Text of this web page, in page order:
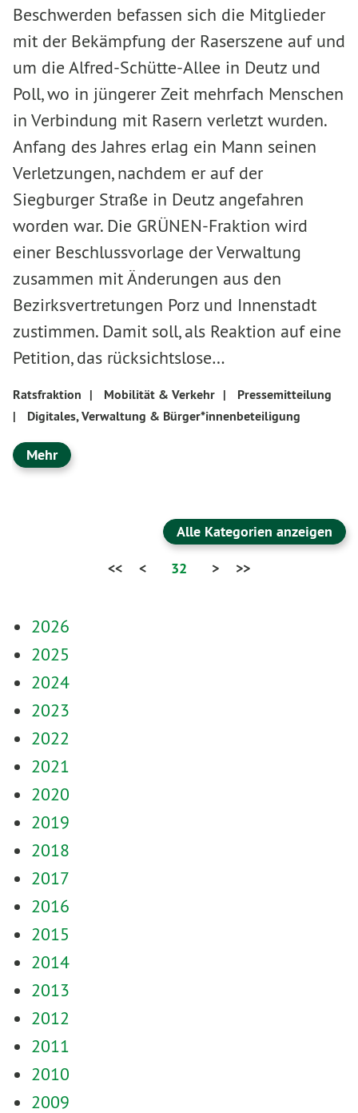
Beschwerden befassen sich die Mitglieder
mit der Bekämpfung der Raserszene auf und
um die Alfred-Schütte-Allee in Deutz und
Poll, wo in jüngerer Zeit mehrfach Menschen
in Verbindung mit Rasern verletzt wurden.
Anfang des Jahres erlag ein Mann seinen
Verletzungen, nachdem er auf der
Siegburger Straße in Deutz angefahren
worden war. Die GRÜNEN-Fraktion wird
einer Beschlussvorlage der Verwaltung
zusammen mit Änderungen aus den
Bezirksvertretungen Porz und Innenstadt
zustimmen. Damit soll, als Reaktion auf eine
Petition, das rücksichtslose…
Ratsfraktion | Mobilität & Verkehr |
Pressemitteilung
|
Digitales, Verwaltung & Bürger*innenbeteiligung
Mehr
Alle Kategorien anzeigen
<<
< 32 > >>
2026
2025
2024
2023
2022
2021
2020
2019
2018
2017
2016
2015
2014
2013
2012
2011
2010
2009